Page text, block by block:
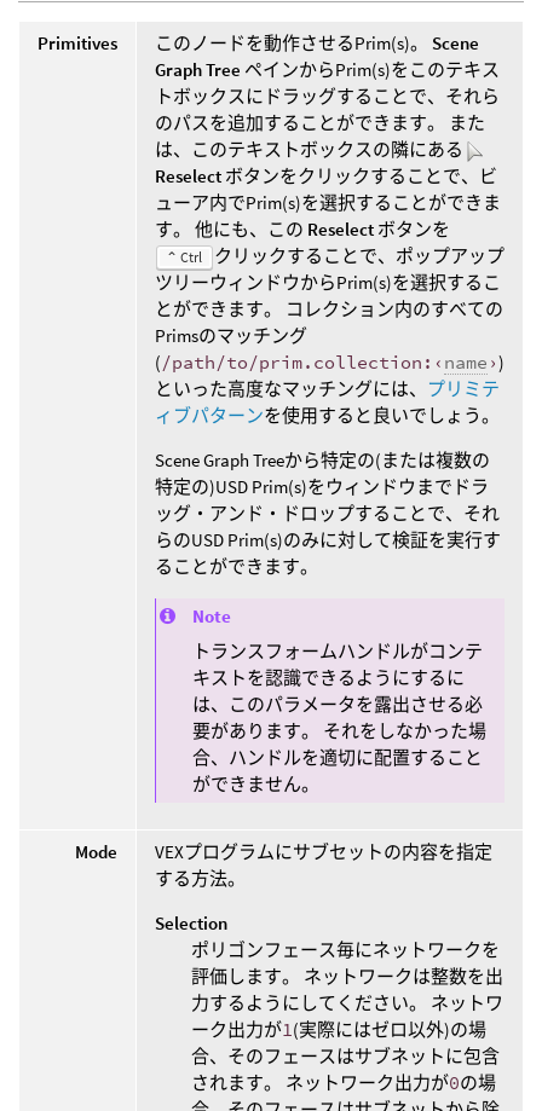
Primitives このノードを動作させるPrim(s)。 Scene
Graph Tree ペインからPrim(s)をこのテキス
トボックスにドラッグすることで、それら
のパスを追加することができます。 また
は、このテキストボックスの隣にある
Reselect ボタンをクリックすることで、ビ
ューア内でPrim(s)を選択することができま
す。 他にも、この Reselect ボタンを
⌃ Ctrl
クリックすることで、ポップアップ
ツリーウィンドウからPrim(s)を選択するこ
とができます。 コレクション内のすべての
Primsのマッチング
(/path/to/prim.collection:‹ name ›)
といった高度なマッチングには、
プリミテ
ィブパターンを使用すると良いでしょう。
Scene Graph Treeから特定の(または複数の
特定の)USD Prim(s)をウィンドウまでドラ
ッグ・アンド・ドロップすることで、それ
らのUSD Prim(s)のみに対して検証を実行す
ることができます。
Note
トランスフォームハンドルがコンテ
キストを認識できるようにするに
は、このパラメータを露出させる必
要があります。 それをしなかった場
合、ハンドルを適切に配置すること
ができません。
Mode
VEXプログラムにサブセットの内容を指定
する方法。
Selection
ポリゴンフェース毎にネットワークを
評価します。 ネットワークは整数を出
力するようにしてください。 ネットワ
ーク出力が1 (実際にはゼロ以外)の場
合、そのフェースはサブネットに包含
されます。 ネットワーク出力が0の場